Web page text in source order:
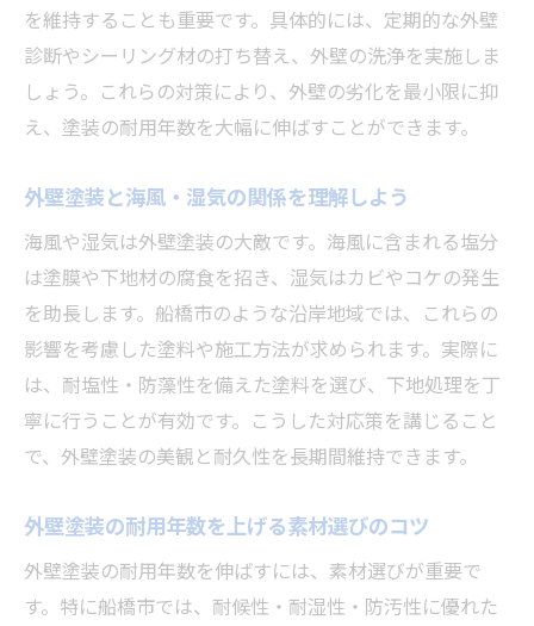
を維持することも重要です。具体的には、定期的な外壁
診断やシーリング材の打ち替え、外壁の洗浄を実施しま
しょう。これらの対策により、外壁の劣化を最小限に抑
え、塗装の耐用年数を大幅に伸ばすことができます。
外壁塗装と海風・湿気の関係を理解しよう
海風や湿気は外壁塗装の大敵です。海風に含まれる塩分
は塗膜や下地材の腐食を招き、湿気はカビやコケの発生
を助長します。船橋市のような沿岸地域では、これらの
影響を考慮した塗料や施工方法が求められます。実際に
は、耐塩性・防藻性を備えた塗料を選び、下地処理を丁
寧に行うことが有効です。こうした対応策を講じること
で、外壁塗装の美観と耐久性を長期間維持できます。
外壁塗装の耐用年数を上げる素材選びのコツ
外壁塗装の耐用年数を伸ばすには、素材選びが重要で
す。特に船橋市では、耐候性・耐湿性・防汚性に優れた